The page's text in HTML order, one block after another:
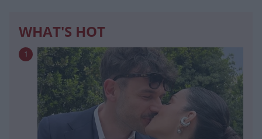
WHAT'S HOT
1